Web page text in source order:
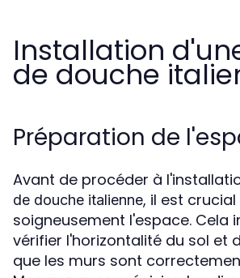
Installation
de douche
Préparation de
Avant de procéder à
de douche italienne, il est
soigneusement l'espace. Cela
vérifier l'horizontalité du sol et
que les murs sont